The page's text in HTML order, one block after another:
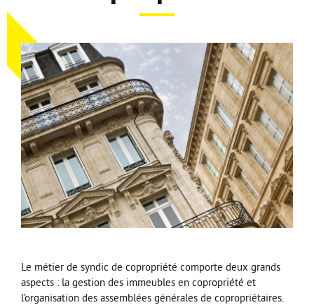
Nos Formations
Nos Partenaires
Le métier de syndic de copropriété comporte deux grands
aspects : la gestion des immeubles en copropriété et
l’organisation des assemblées générales de copropriétaires.